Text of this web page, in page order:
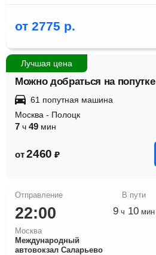
от 2775 р.
Лучшая цена
Можно добраться на попутке
61 попутная машина
Москва - Полоцк
7 ч 49 мин
от 2460 ₽
22:00
Москва
Международный
автовокзал Саларьево
9 ч 10 мин